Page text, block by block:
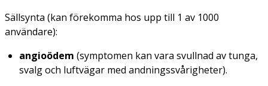
Sällsynta (kan förekomma hos upp till 1 av 1000
användare):
angioödem (symptomen kan vara svullnad av tunga,
svalg och luftvägar med andningssvårigheter).